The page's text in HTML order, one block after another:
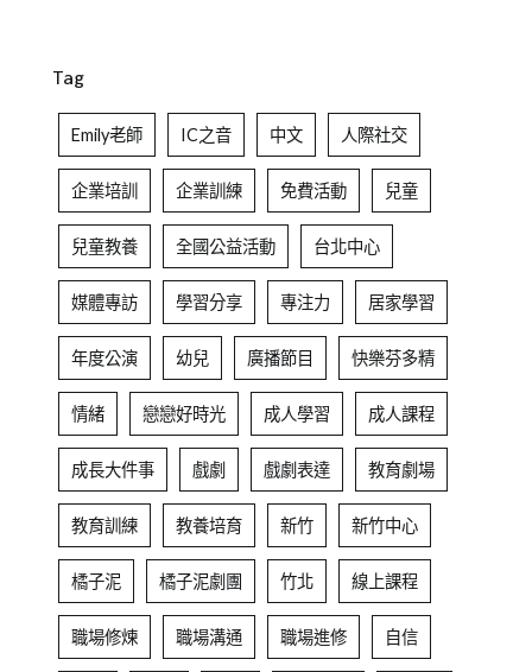
Tag
Emily老師 IC之音 中文 人際社交
企業培訓 企業訓練 免費活動 兒童
兒童教養 全國公益活動 台北中心
媒體專訪 學習分享 專注力 居家學習
年度公演 幼兒 廣播節目 快樂芬多精
情緒 戀戀好時光 成人學習 成人課程
成長大件事 戲劇 戲劇表達 教育劇場
教育訓練 教養培育 新竹 新竹中心
橘子泥 橘子泥劇團 竹北 線上課程
職場修煉 職場溝通 職場進修 自信